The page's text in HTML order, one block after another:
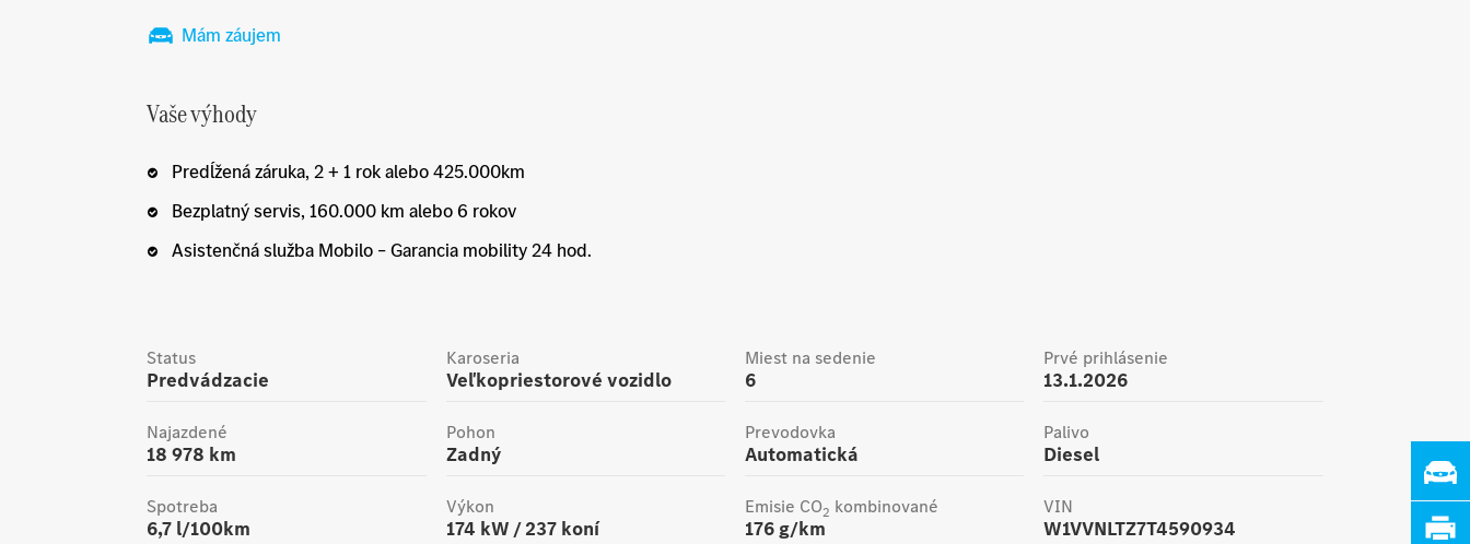
Mám záujem
Vaše výhody
Predĺžená záruka, 2 + 1 rok alebo 425.000km
Bezplatný servis, 160.000 km alebo 6 rokov
Asistenčná služba Mobilo – Garancia mobility 24 hod.
Predvádzacie
Status
Veľkopriestorové vozidlo
Karoseria
6
Miest na sedenie
13.1.2026
Prvé prihlásenie
18 978 km
Najazdené
Zadný
Pohon
Automatická
Prevodovka
Diesel
Palivo
6,7 l/100km
Spotreba
174 kW /237 koní
Výkon
176g/km
Emisie CO2 kombinované
W1VVNLTZ7T4590934
VIN